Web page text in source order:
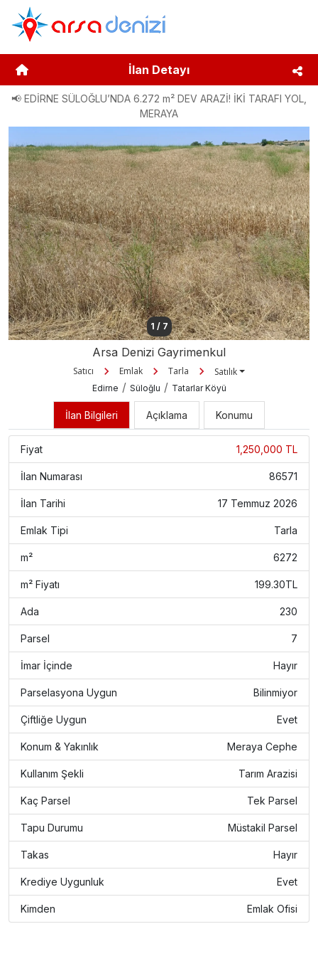
İlan Detayı
📢 EDİRNE SÜLOĞLU’NDA 6.272 m² DEV ARAZİ! İKİ TARAFI YOL,
MERAYA
1 / 7
Arsa Denizi Gayrimenkul
Satıcı Emlak Tarla Satılık
Edirne / Süloğlu / Tatarlar Köyü
İlan Bilgileri Açıklama Konumu
Fiyat 1,250,000 TL
İlan Numarası 86571
İlan Tarihi 17 Temmuz 2026
Emlak Tipi Tarla
m² 6272
m² Fiyatı 199.30TL
Ada 230
Parsel 7
İmar İçinde Hayır
Parselasyona Uygun Bilinmiyor
Çiftliğe Uygun Evet
Konum & Yakınlık Meraya Cephe
Kullanım Şekli Tarım Arazisi
Kaç Parsel Tek Parsel
Tapu Durumu Müstakil Parsel
Takas Hayır
Krediye Uygunluk Evet
Kimden Emlak Ofisi